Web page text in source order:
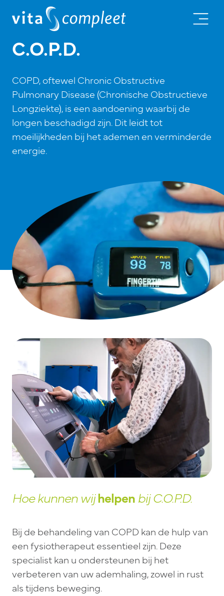
C.O.P.D.
COPD, oftewel Chronic Obstructive
Pulmonary Disease (Chronische Obstructieve
Longziekte), is een aandoening waarbij de
longen beschadigd zijn. Dit leidt tot
moeilijkheden bij het ademen en verminderde
energie.
Hoe kunnen wijhelpenbij C.O.P.D.
Bij de behandeling van COPD kan de hulp van
een fysiotherapeut essentieel zijn. Deze
specialist kan u ondersteunen bij het
verbeteren van uw ademhaling, zowel in rust
als tijdens beweging.